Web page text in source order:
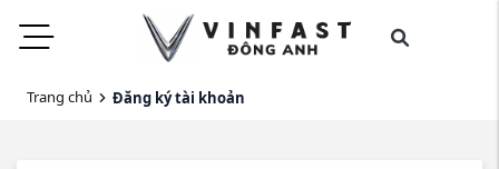
Trang chủ Đăng ký tài khoản